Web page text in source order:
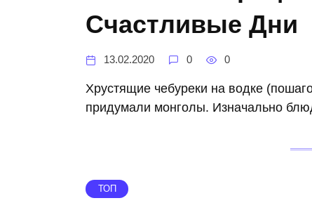
Счастливые Дни
13.02.2020 0 0
Хрустящие чебуреки на водке
придумали монголы. Изначально
ТОП